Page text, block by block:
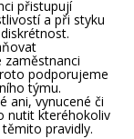
přistupují
a při styku
zaměstnanci
podporujeme
týmu.
ani, vynucené či
nutit kteréhokoliv
pravidly.